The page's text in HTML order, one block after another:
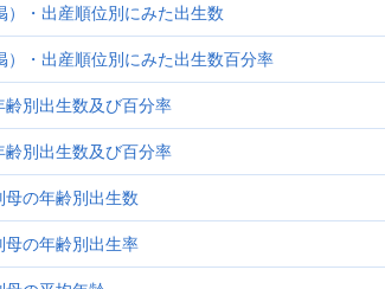
）・出産順位別にみた出生数
）・出産順位別にみた出生数百分率
別出生数及び百分率
別出生数及び百分率
の年齢別出生数
母の年齢別出生率